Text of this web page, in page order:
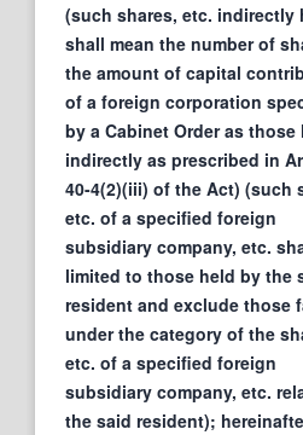
(such shares, etc. indirectly
shall mean the number of
the amount of capital
of a foreign corporation
by a Cabinet Order as those
indirectly as prescribed in
40-4(2)(iii) of the Act) (such
etc. of a specified foreign
subsidiary company, etc.
limited to those held by the
resident and exclude those
under the category of the
etc. of a specified foreign
subsidiary company, etc.
the said resident);